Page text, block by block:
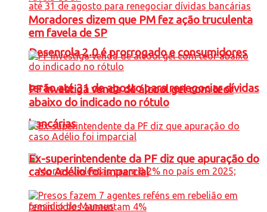
Desenrola 2.0 é prorrogado e consumidores
terão até 31 de agosto para renegociar dívidas
bancárias
Moradores dizem que PM fez ação truculenta
em favela de SP
PF investiga venda de álcool gel com teor
abaixo do indicado no rótulo
Ex-superintendente da PF diz que apuração do
caso Adélio foi imparcial